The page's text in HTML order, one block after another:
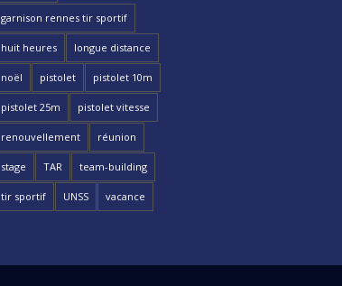
garnison rennes tir sportif
huit heures longue distance
noël pistolet pistolet 10m
pistolet 25m pistolet vitesse
renouvellement réunion
stage TAR team-building
tir sportif UNSS vacance